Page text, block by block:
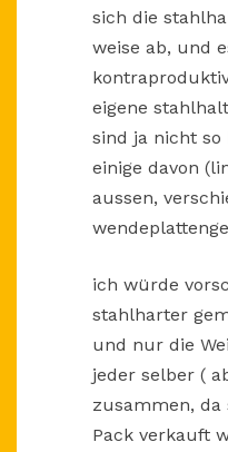
sich die
weise ab, und
eigene
sind ja nicht
einige davon
aussen,
ich würde
stahlharter
und nur die
jeder selber (
zusammen,
Pack verkauft